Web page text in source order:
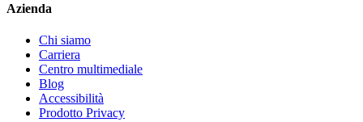
Azienda
Chi siamo
Carriera
Centro multimediale
Blog
Accessibilità
Prodotto Privacy